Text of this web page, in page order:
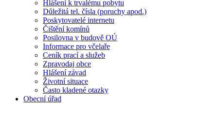
Hlášení k trvalému pobytu
Důležitá tel. čísla (poruchy apod.)
Poskytovatelé internetu
Čištění komínů
Posilovna v budově OÚ
Informace pro včelaře
Ceník prací a služeb
Zpravodaj obce
Hlášení závad
Životní situace
Často kladené otazky
Obecní úřad